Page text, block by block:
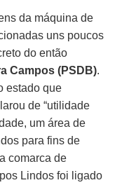
da máquina de
uns poucos
do então
Campos (PSDB).
estado que
de “utilidade
um área de
para fins de
comarca de
Lindos foi ligado